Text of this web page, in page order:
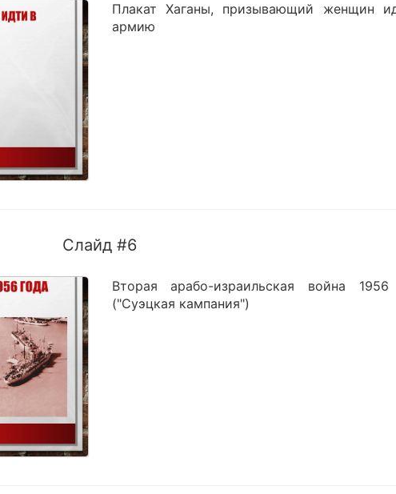
Плакат Хаганы, призывающий женщин
армию
Слайд #6
Вторая арабо-израильская война
("Суэцкая кампания")